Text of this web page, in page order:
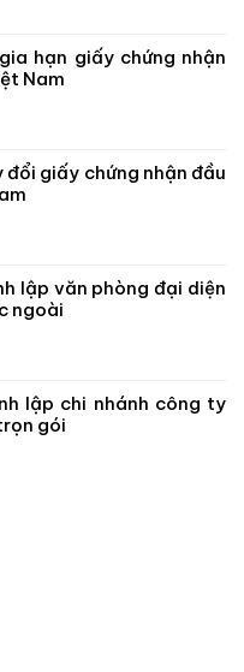
hạn giấy chứng nhận
Nam
đổi giấy chứng nhận đầu
lập văn phòng đại diện
ngoài
lập chi nhánh công ty
gói